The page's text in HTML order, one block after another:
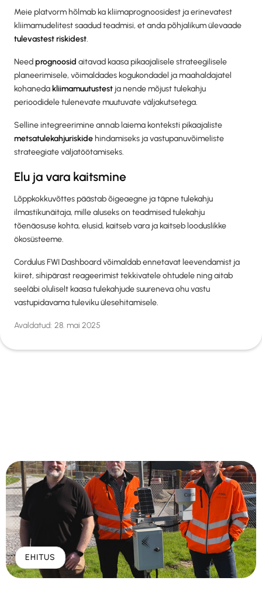
Meie platvorm hõlmab ka kliimaprognoosidest ja erinevatest
kliimamudelitest saadud teadmisi, et anda põhjalikum ülevaade
tulevastest riskidest.
Needprognoosid aitavad kaasa pikaajalisele strateegilisele
planeerimisele, võimaldades kogukondadel ja maahaldajatel
kohaneda kliimamuutustest ja nende mõjust tulekahju
perioodidele tulenevate muutuvate väljakutsetega.
Selline integreerimine annab laiema konteksti pikaajaliste
metsatulekahjuriskide hindamiseks ja vastupanuvõimeliste
strateegiate väljatöötamiseks.
Elu ja vara kaitsmine
Lõppkokkuvõttes päästab õigeaegne ja täpne tulekahju
ilmastikunäitaja, mille aluseks on teadmised tulekahju
tõenäosuse kohta, elusid, kaitseb vara ja kaitseb looduslikke
ökosüsteeme.
Cordulus FWI Dashboard võimaldab ennetavat leevendamist ja
kiiret, sihipärast reageerimist tekkivatele ohtudele ning aitab
seeläbi oluliselt kaasa tulekahjude suureneva ohu vastu
vastupidavama tuleviku ülesehitamisele.
Avaldatud: 28. mai 2025
EHITUS